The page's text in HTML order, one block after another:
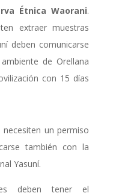
Étnica Waorani.
extraer muestras
deben comunicarse
de Orellana
con 15 días
un permiso
también con la
Yasuní.
deben tener el